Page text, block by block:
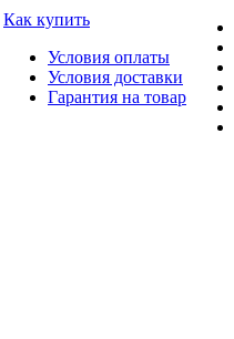
Как купить
Условия оплаты
Условия доставки
Гарантия на товар